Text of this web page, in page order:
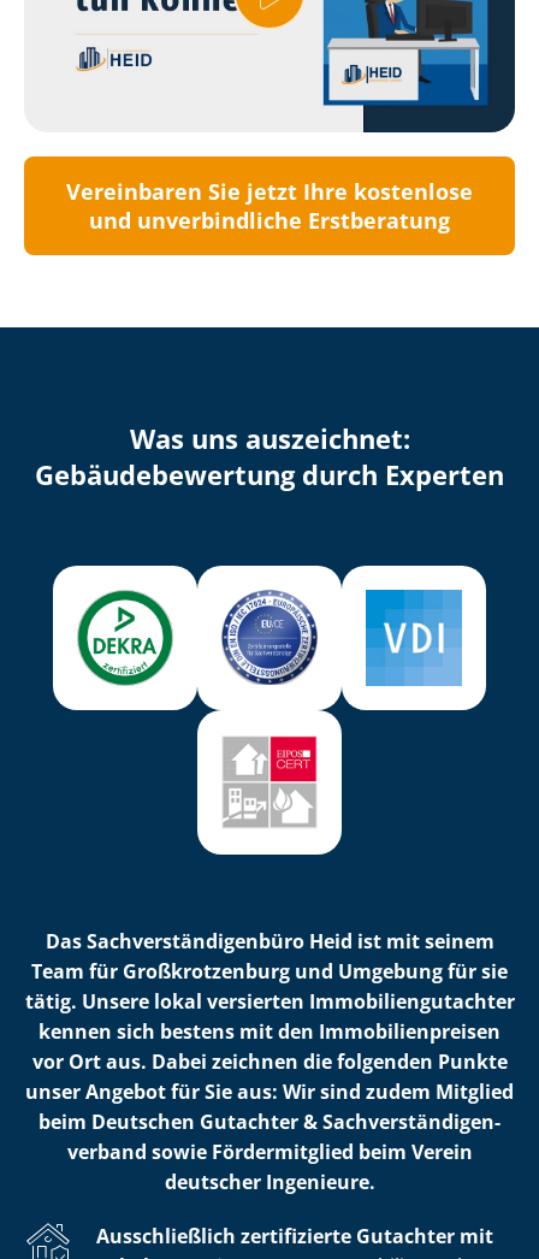
Vereinbaren Sie jetzt Ihre kostenlose
und unverbindliche Erstberatung
Was uns auszeichnet:
Ge­bäu­de­be­wer­tung durch Experten
Das Sach­ver­stän­di­gen­bü­ro Heid ist mit seinem
Team für Großkrotzenburg und Umgebung für sie
tätig. Unsere lokal versierten Im­mo­bi­li­en­gut­ach­ter
kennen sich bestens mit den Im­mo­bi­li­en­prei­sen
vor Ort aus. Dabei zeichnen die folgenden Punkte
unser Angebot für Sie aus: Wir sind zudem Mitglied
beim Deutschen Gutachter & Sach­ver­stän­di­gen­
ver­band sowie Fördermitglied beim Verein
deutscher Ingenieure.
Ausschließlich zertifizierte Gutachter mit